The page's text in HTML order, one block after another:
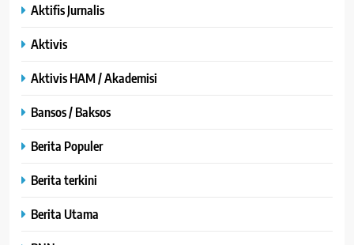
Aktifis Jurnalis
Aktivis
Aktivis HAM / Akademisi
Bansos / Baksos
Berita Populer
Berita terkini
Berita Utama